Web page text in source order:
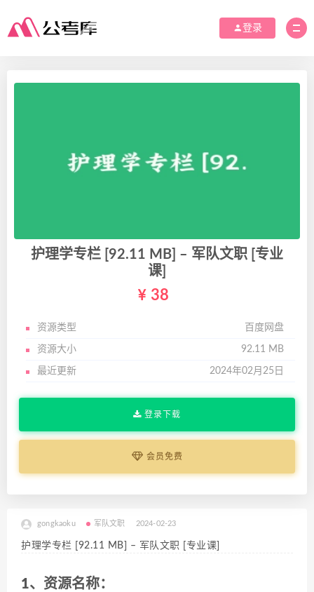
登录
护理学专栏 [92.11 MB] – 军队文职 [专业
课]
38
资源类型 百度网盘
资源大小 92.11 MB
最近更新 2024年02月25日
登录下载
会员免费
gongkaoku 军队文职 2024-02-23
护理学专栏 [92.11 MB] – 军队文职 [专业课]
1、资源名称：